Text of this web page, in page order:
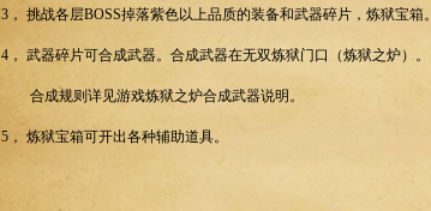
3， 挑战各层BOSS掉落紫色以上品质的装备和武器碎片，炼狱宝箱。
4， 武器碎片可合成武器。合成武器在无双炼狱门口（炼狱之炉）。
合成规则详见游戏炼狱之炉合成武器说明。
5， 炼狱宝箱可开出各种辅助道具。